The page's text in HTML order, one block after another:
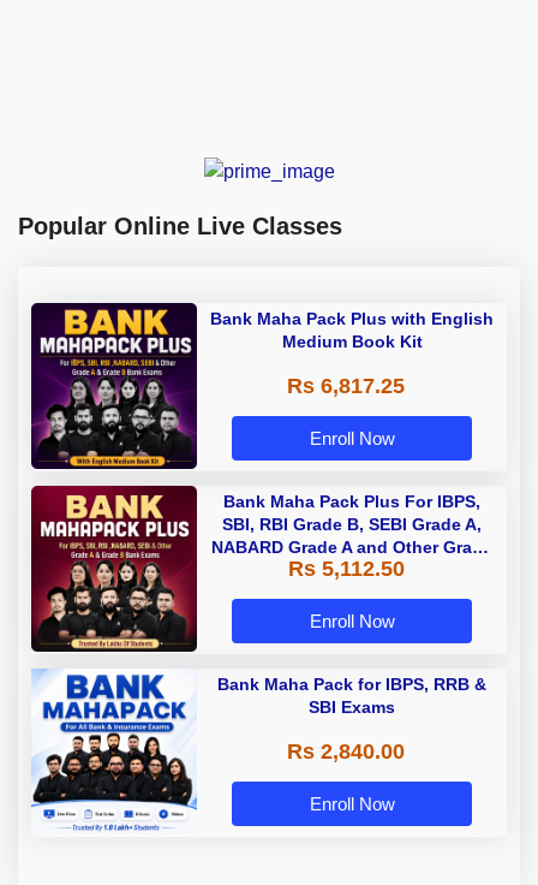
Popular Online Live Classes
Bank Maha Pack Plus with English
Medium Book Kit
Rs 6,817.25
Enroll Now
Bank Maha Pack Plus For IBPS,
SBI, RBI Grade B, SEBI Grade A,
NABARD Grade A and Other Grade
A & Grade B Bank Exams
Rs 5,112.50
Enroll Now
Bank Maha Pack for IBPS, RRB &
SBI Exams
Rs 2,840.00
Enroll Now